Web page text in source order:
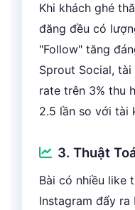
Khi khách ghé
đăng đều có
"Follow" tăng
Sprout Social,
rate trên 3% thu
2.5 lần so với tài
3. Thuật
Bài có nhiều like
Instagram đẩy ra